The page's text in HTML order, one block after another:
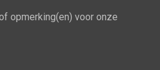
opmerking(en) voor onze